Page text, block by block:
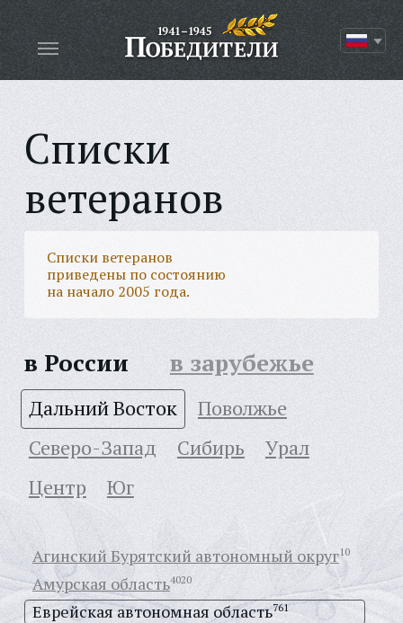
Списки
ветеранов
Списки ветеранов
приведены по состоянию
на начало 2005 года.
в России в зарубежье
Дальний Восток
Поволжье
Северо-Запад
Сибирь
Урал
Центр
Юг
Агинский Бурятский автономный округ10
Амурская область4020
Еврейская автономная область761